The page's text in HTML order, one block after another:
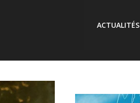
ACTUALITÉS